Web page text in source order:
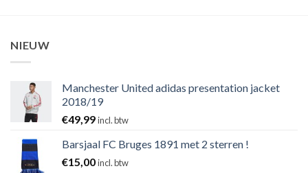
NIEUW
Manchester United adidas presentation jacket
2018/19
€49,99incl. btw
Barsjaal FC Bruges 1891 met 2 sterren !
€15,00incl. btw